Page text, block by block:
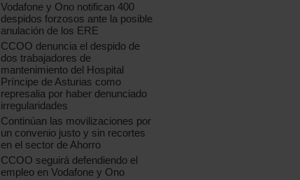
Vodafone y Ono notifican 400
despidos forzosos ante la posible
anulación de los ERE
CCOO denuncia el despido de
dos trabajadores de
mantenimiento del Hospital
Príncipe de Asturias como
represalia por haber denunciado
irregularidades
Continúan las movilizaciones por
un convenio justo y sin recortes
en el sector de Ahorro
CCOO seguirá defendiendo el
empleo en Vodafone y Ono